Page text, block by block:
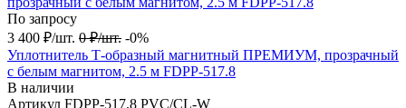
По запросу
3 400 ₽/шт. 0 ₽/шт. -0%
Уплотнитель Т-образный магнитный ПРЕМИУМ, прозрачный
с белым магнитом, 2.5 м FDPP-517.8
В наличии
Артикул FDPP-517.8 PVC/CL-W